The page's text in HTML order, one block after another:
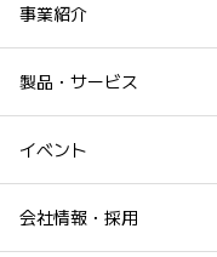
事業紹介
製品・サービス
イベント
会社情報・採用